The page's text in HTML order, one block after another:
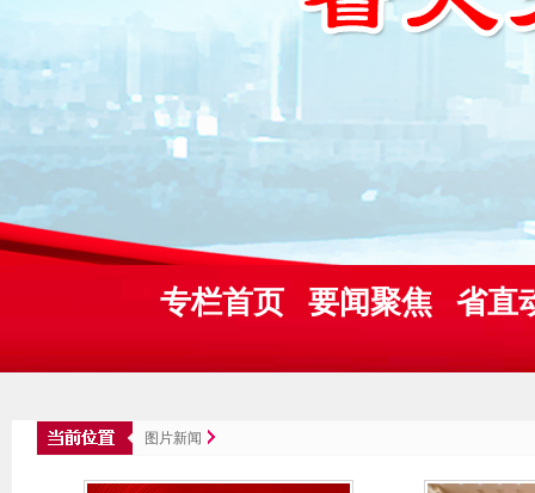
专栏首页 要闻聚焦 省直
图片新闻